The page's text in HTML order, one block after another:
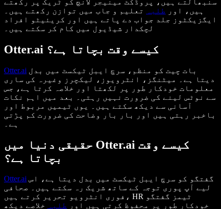
ہیں، اور
طلبہ
تعلیم و جاب میں توازن رکھتے ہیں۔
ایگزیکٹوز جلد جواب دے پاتے ہیں اور کریئیٹو افراد
لچکدار شیڈیول میں کام کر سکتے ہیں۔
Otter.ai کیسے وقت بچاتا ہے؟
Otter.ai
دیتا ہے۔ میٹنگز، انٹرویوز، لیکچرز وغیرہ کی ساری
معلومات خودکار طور پر لکھتا اور خلاصہ کرتا ہے، جس
سے نوٹس لینے کی ضرورت نہیں رہتی۔ بعد میں اہم نکات
آسانی سے دیکھ سکتے ہیں۔ یوں ٹیمیں مربوط اور
باخبر رہتی ہیں اور بار بار وضاحت کی ضرورت کم پڑتی
ہے۔
حقیقی دنیا میں Otter.ai کیسے وقت
Otter.ai
لیے آپ پوری توجہ کے ساتھ شریک رہ سکتے ہیں۔ صحافی
فوری انٹرویو تحریر کرتے ہیں، HR ٹیمز گفتگو
خودکار طور پر محفوظ کرتی ہیں اور
طلبہ خلاصے دیکھ